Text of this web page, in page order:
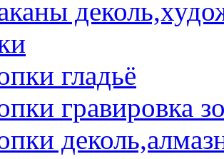
гладьё
гравировка